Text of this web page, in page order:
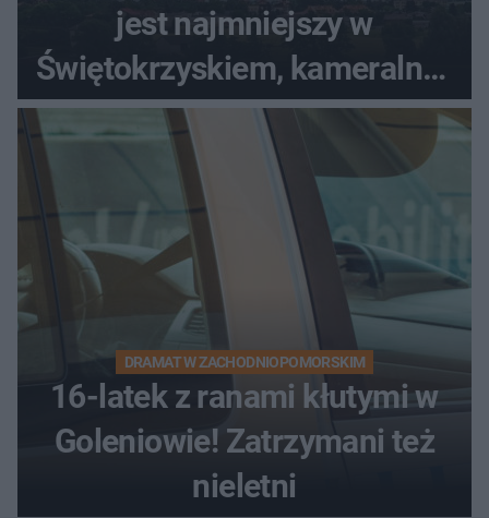
jest najmniejszy w
Świętokrzyskiem, kameralny i
bez tłumów
DRAMAT W ZACHODNIOPOMORSKIM
16-latek z ranami kłutymi w
Goleniowie! Zatrzymani też
nieletni